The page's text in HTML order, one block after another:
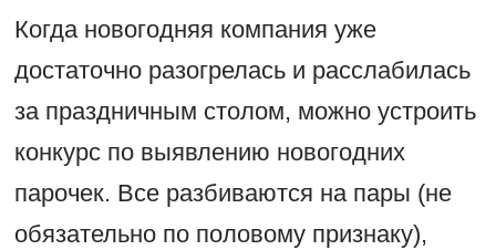
Когда новогодняя компания уже
достаточно разогрелась и расслабилась
за праздничным столом, можно устроить
конкурс по выявлению новогодних
парочек. Все разбиваются на пары (не
обязательно по половому признаку),